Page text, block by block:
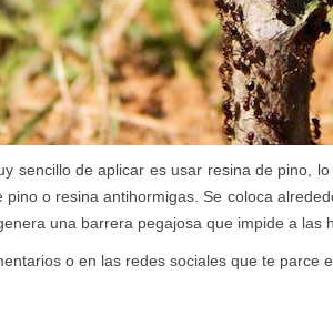
sencillo de aplicar es usar resina de pino,
pino o resina antihormigas. Se coloca
una barrera pegajosa que impide a las
o en las redes sociales que te parce